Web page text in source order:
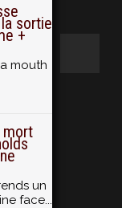
sortie
+
mouth
mort
un
face...